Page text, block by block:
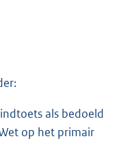
als bedoeld
op het primair